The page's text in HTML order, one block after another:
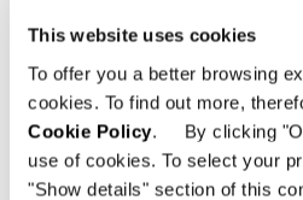
This website uses cookies
To offer you a better browsing
cookies. To find out more,
Cookie Policy. By clicking
use of cookies. To select your
"Show details" section of this